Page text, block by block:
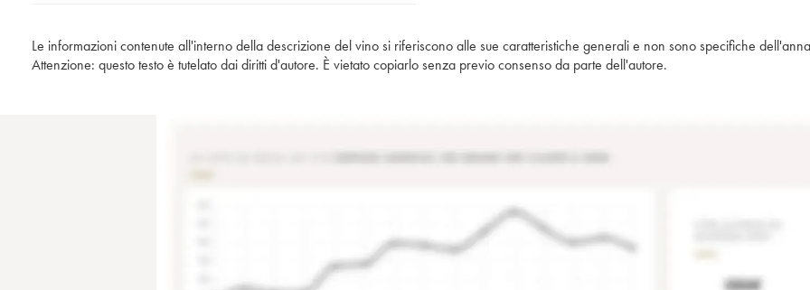
Le informazioni contenute all'interno della descrizione del vino si riferiscono alle sue caratteristiche generali e non sono specifiche
Attenzione: questo testo è tutelato dai diritti d'autore. È vietato copiarlo senza previo consenso da parte dell'autore.